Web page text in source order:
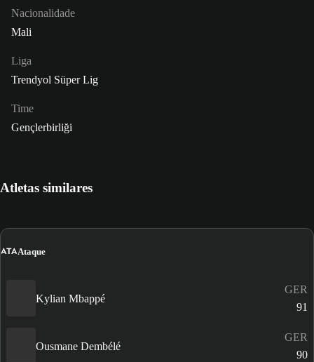
Nacionalidade
Mali
Liga
Trendyol Süper Lig
Time
Gençlerbirliği
Atletas similares
ATAAtaque
Kylian Mbappé
GER
91
Ousmane Dembélé
GER
90